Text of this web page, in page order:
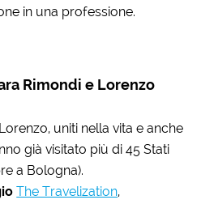
in una professione.
Rimondi e Lorenzo
uniti nella vita e anche
già visitato più di 45 Stati
a Bologna).
The Travelization,